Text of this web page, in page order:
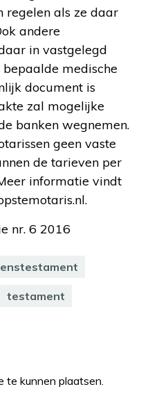
regelen als ze daar
andere
in vastgelegd
medische
document is
zal mogelijke
banken wegnemen.
geen vaste
de tarieven per
informatie vindt
nr. 6 2016
testament
te kunnen plaatsen.